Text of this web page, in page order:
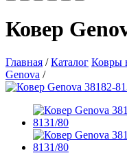
Ковер
Главная / Каталог Ковры
Genova /